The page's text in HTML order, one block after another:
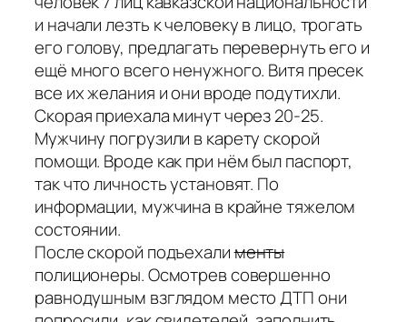
и начали лезть к человеку в лицо, трогать
его голову, предлагать перевернуть его и
ещё много всего ненужного. Витя пресек
все их желания и они вроде подутихли.
Скорая приехала минут через 20-25.
Мужчину погрузили в карету скорой
помощи. Вроде как при нём был паспорт,
так что личность установят. По
информации, мужчина в крайне тяжелом
состоянии.
После скорой подъехалименты
полиционеры. Осмотрев совершенно
равнодушным взглядом место ДТП они